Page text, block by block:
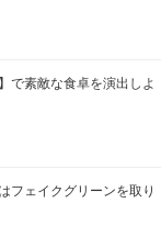
で素敵な食卓を演出しよ
フェイクグリーンを取り